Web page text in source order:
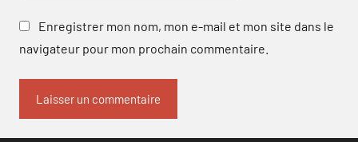
Enregistrer mon nom, mon e-mail et mon site dans le
navigateur pour mon prochain commentaire.